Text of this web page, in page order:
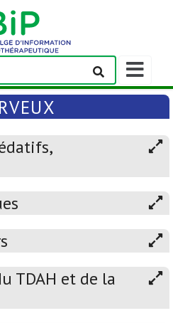
Afficher/
la
barre
navigation
TDAH et de la